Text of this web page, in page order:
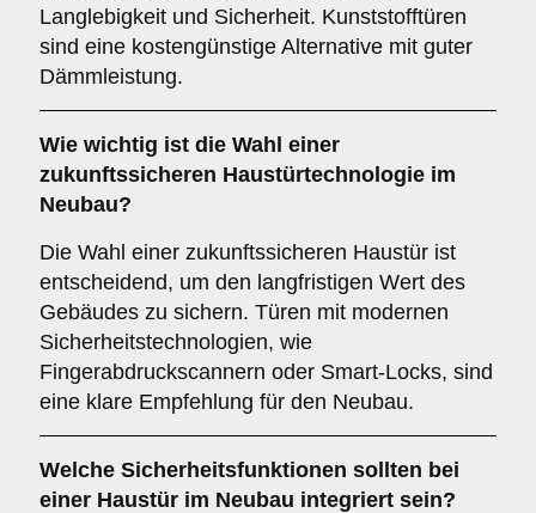
Langlebigkeit und Sicherheit. Kunststofftüren
sind eine kostengünstige Alternative mit guter
Dämmleistung.
Wie wichtig ist die Wahl einer
zukunftssicheren Haustürtechnologie im
Neubau?
Die Wahl einer zukunftssicheren Haustür ist
entscheidend, um den langfristigen Wert des
Gebäudes zu sichern. Türen mit modernen
Sicherheitstechnologien, wie
Fingerabdruckscannern oder Smart-Locks, sind
eine klare Empfehlung für den Neubau.
Welche Sicherheitsfunktionen sollten bei
einer Haustür im Neubau integriert sein?